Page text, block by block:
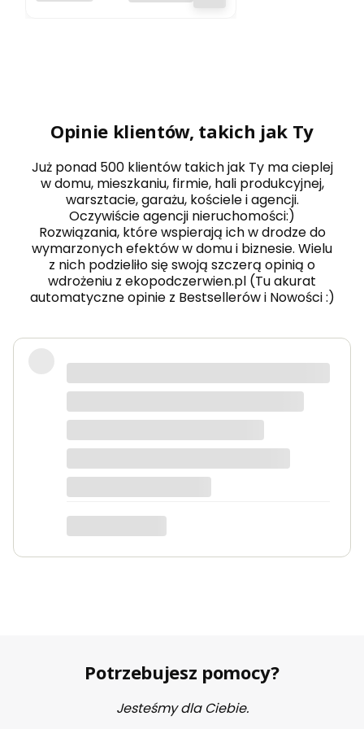
Opinie klientów, takich jak Ty
Już ponad 500 klientów takich jak Ty ma cieplej
w domu, mieszkaniu, firmie, hali produkcyjnej,
warsztacie, garażu, kościele i agencji.
Oczywiście agencji nieruchomości:)
Rozwiązania, które wspierają ich w drodze do
wymarzonych efektów w domu i biznesie. Wielu
z nich podzieliło się swoją szczerą opinią o
wdrożeniu z ekopodczerwien.pl (Tu akurat
automatyczne opinie z Bestsellerów i Nowości :)
wyłącza sie na króciutko, włącza
panel przedni, grzejnik główny, oba
jednocześnie. Zależy co się dzieje w
Tomek
dotyczy produktu: KLIMA 20 - 2000W grzejnik
Potrzebujesz pomocy?
Jesteśmy dla Ciebie.